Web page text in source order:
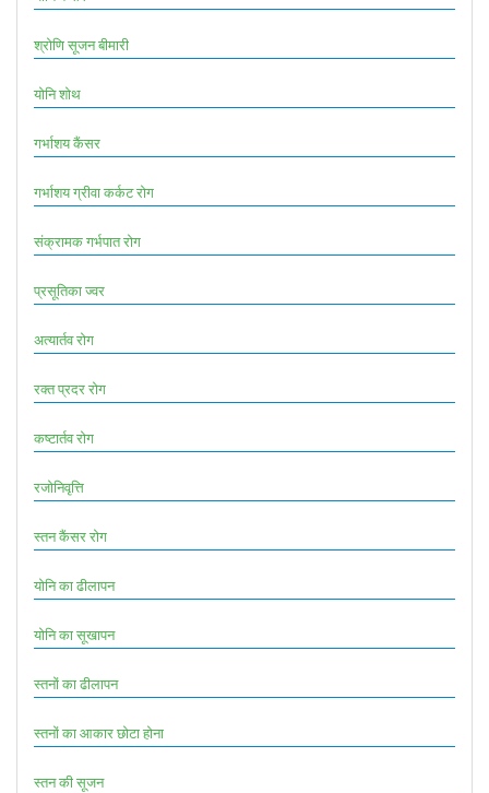
श्रोणि सूजन बीमारी
योनि शोथ
गर्भाशय कैंसर
गर्भाशय ग्रीवा कर्कट रोग
संक्रामक गर्भपात रोग
प्रसूतिका ज्वर
अत्यार्तव रोग
रक्त प्रदर रोग
कष्टार्तव रोग
रजोनिवृत्ति
स्तन कैंसर रोग
योनि का ढीलापन
योनि का सूखापन
स्तनों का ढीलापन
स्तनों का आकार छोटा होना
स्तन की सूजन